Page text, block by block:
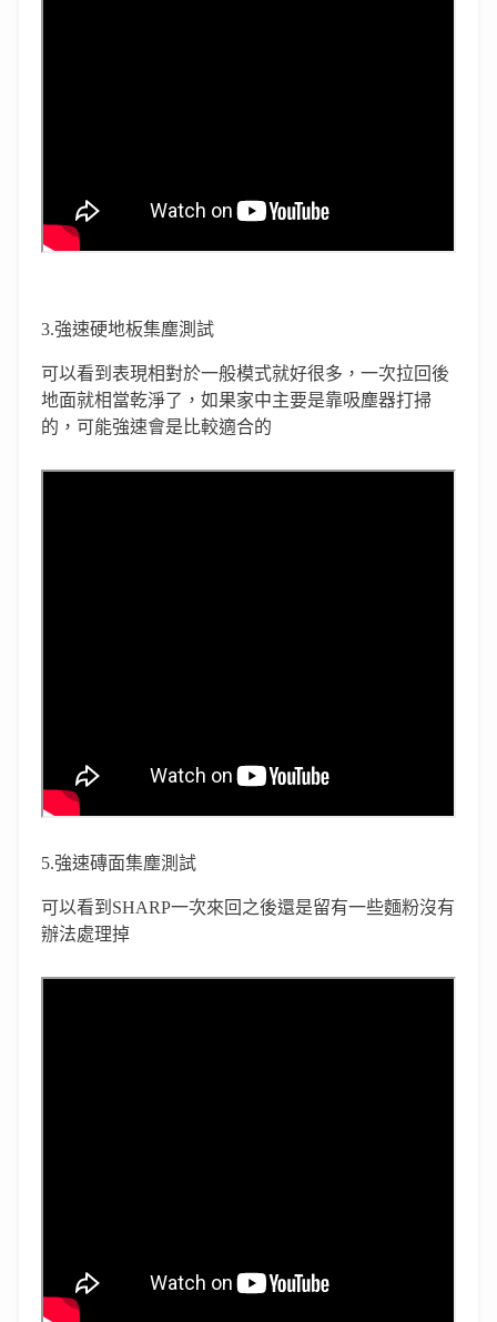
3.強速硬地板集塵測試
可以看到表現相對於一般模式就好很多，一次拉回後
地面就相當乾淨了，如果家中主要是靠吸塵器打掃
的，可能強速會是比較適合的
5.強速磚面集塵測試
可以看到SHARP一次來回之後還是留有一些麵粉沒有
辦法處理掉